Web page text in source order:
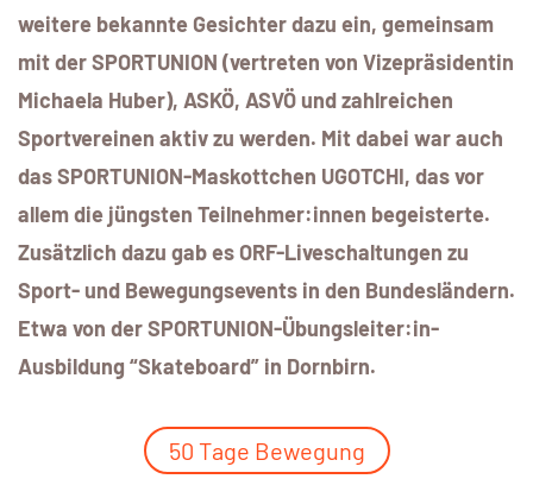
weitere bekannte Gesichter dazu ein, gemeinsam
mit der SPORTUNION (vertreten von Vizepräsidentin
Michaela Huber), ASKÖ, ASVÖ und zahlreichen
Sportvereinen aktiv zu werden. Mit dabei war auch
das SPORTUNION-Maskottchen UGOTCHI, das vor
allem die jüngsten Teilnehmer:innen begeisterte.
Zusätzlich dazu gab es ORF-Liveschaltungen zu
Sport- und Bewegungsevents in den Bundesländern.
Etwa von der SPORTUNION-Übungsleiter:in-
Ausbildung “Skateboard” in Dornbirn.
50 Tage Bewegung